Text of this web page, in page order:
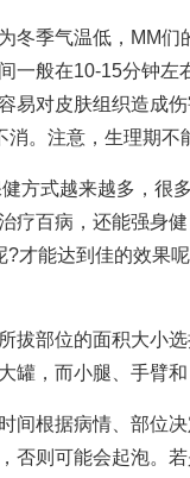
季气温低，MM们
一般在10-15分钟左
易对皮肤组织造成
消。注意，生理期不
式越来越多，很
疗百病，还能强身
才能达到佳的效果
部位的面积大小选
罐，而小腿、手臂
根据病情、部位决
否则可能会起泡。